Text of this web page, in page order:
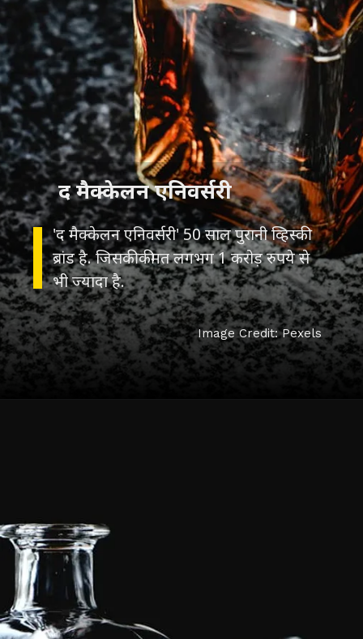
'द मैक्केलन एनिवर्सरी' 50 साल पुरानी व्हिस्की
ब्रांड है. जिसकी कीमत लगभग 1 करोड़ रुपये से
भी ज्यादा है.
द मैक्केलन एनिवर्सरी
Image Credit: Pexels